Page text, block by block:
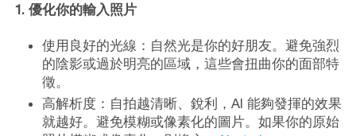
1. 優化你的輸入照片
使用良好的光線：自然光是你的好朋友。避免強烈
的陰影或過於明亮的區域，這些會扭曲你的面部特
徵。
高解析度：自拍越清晰、銳利，AI 能夠發揮的效果
就越好。避免模糊或像素化的圖片。如果你的原始